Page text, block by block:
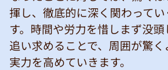
揮し、徹底的に深く関わって
す。時間や労力を惜しまず没
追い求めることで、周囲が驚
実力を高めていきます。